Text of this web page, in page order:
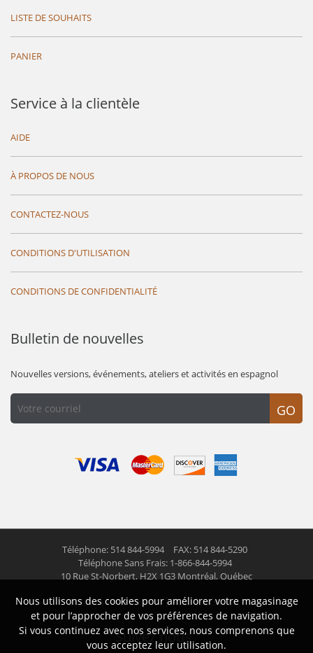
LISTE DE SOUHAITS
PANIER
Service à la clientèle
AIDE
À PROPOS DE NOUS
CONTACTEZ-NOUS
CONDITIONS D'UTILISATION
CONDITIONS DE CONFIDENTIALITÉ
Bulletin de nouvelles
Nouvelles versions, événements, ateliers et activités en espagnol
GO
Téléphone: 514 844-5994
FAX: 514 844-5290
Téléphone Sans Frais: 1-866-844-5994
10 Rue St-Norbert, H2X 1G3 Montréal, Québec
© 2026 Las Americas inc. Tous droits réservés
Suivez nous
Nous utilisons des cookies pour améliorer votre magasinage
et pour l’approcher de vos préférences de navigation.
Si vous continuez avec nos services, nous comprenons que
vous acceptez leur utilisation.